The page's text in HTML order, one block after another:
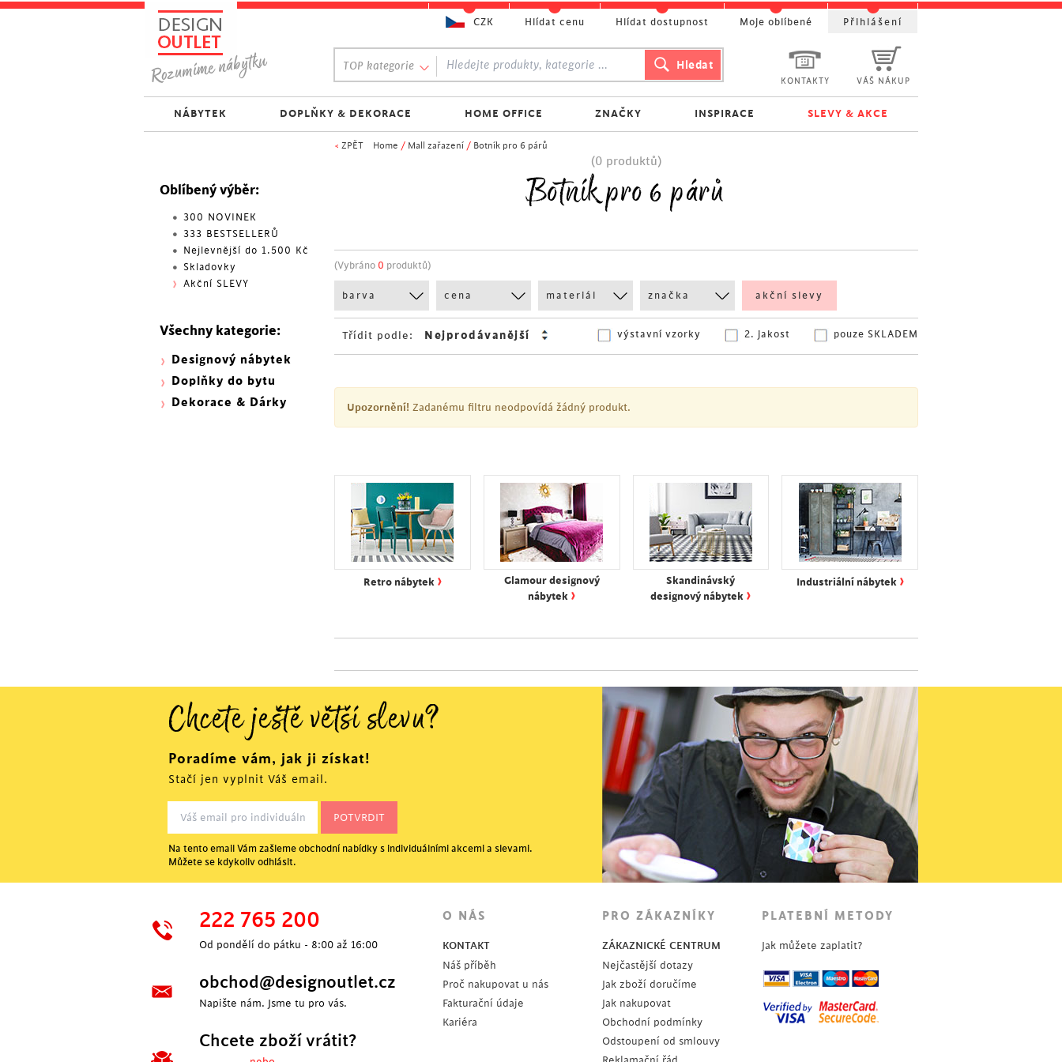
< ZPĚT Home / Mall zařazení / Botník pro 6 párů
(0 produktů)
Botník pro 6 párů
(Vybráno 0 produktů)
barva cena materiál značka akční slevy
Třídit podle: pouze SKLADEM
2. jakost
výstavní vzorky
Upozornění! Zadanému filtru neodpovídá žádný produkt.
Retro nábytek ›
Glamour designový
nábytek ›
Skandinávský
designový nábytek ›
Industriální nábytek ›
Oblíbený výběr:
300 NOVINEK
333 BESTSELLERŮ
Nejlevnější do 1.500 Kč
Skladovky
Akční SLEVY
Všechny kategorie:
Designový nábytek
Doplňky do bytu
Dekorace & Dárky
KONTAKTY VÁŠ NÁKUP
TOP kategorie
NÁBYTEK DOPLŇKY & DEKORACE HOME OFFICE ZNAČKY INSPIRACE SLEVY & AKCE
CZK Hlídat cenu Hlídat dostupnost Moje oblíbené Přihlášení
Chcete ještě větší slevu?
Poradíme vám, jak ji získat!
Stačí jen vyplnit Váš email.
Na tento email Vám zašleme obchodní nabídky s individuálními akcemi a slevami.
Můžete se kdykoliv odhlásit.
222 765 200
Od pondělí do pátku - 8:00 až 16:00
obchod@designoutlet.cz
Napište nám. Jsme tu pro vás.
Chcete zboží vrátit?
O NÁS
KONTAKT
Náš příběh
Proč nakupovat u nás
Fakturační údaje
Kariéra
PRO ZÁKAZNÍKY
ZÁKAZNICKÉ CENTRUM
Nejčastější dotazy
Jak zboží doručíme
Jak nakupovat
Obchodní podmínky
Odstoupení od smlouvy
PLATEBNÍ METODY
Jak můžete zaplatit?